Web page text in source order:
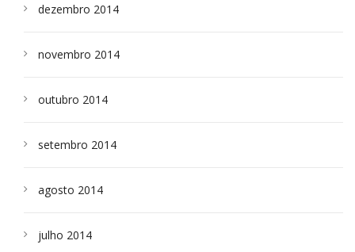
dezembro 2014
novembro 2014
outubro 2014
setembro 2014
agosto 2014
julho 2014